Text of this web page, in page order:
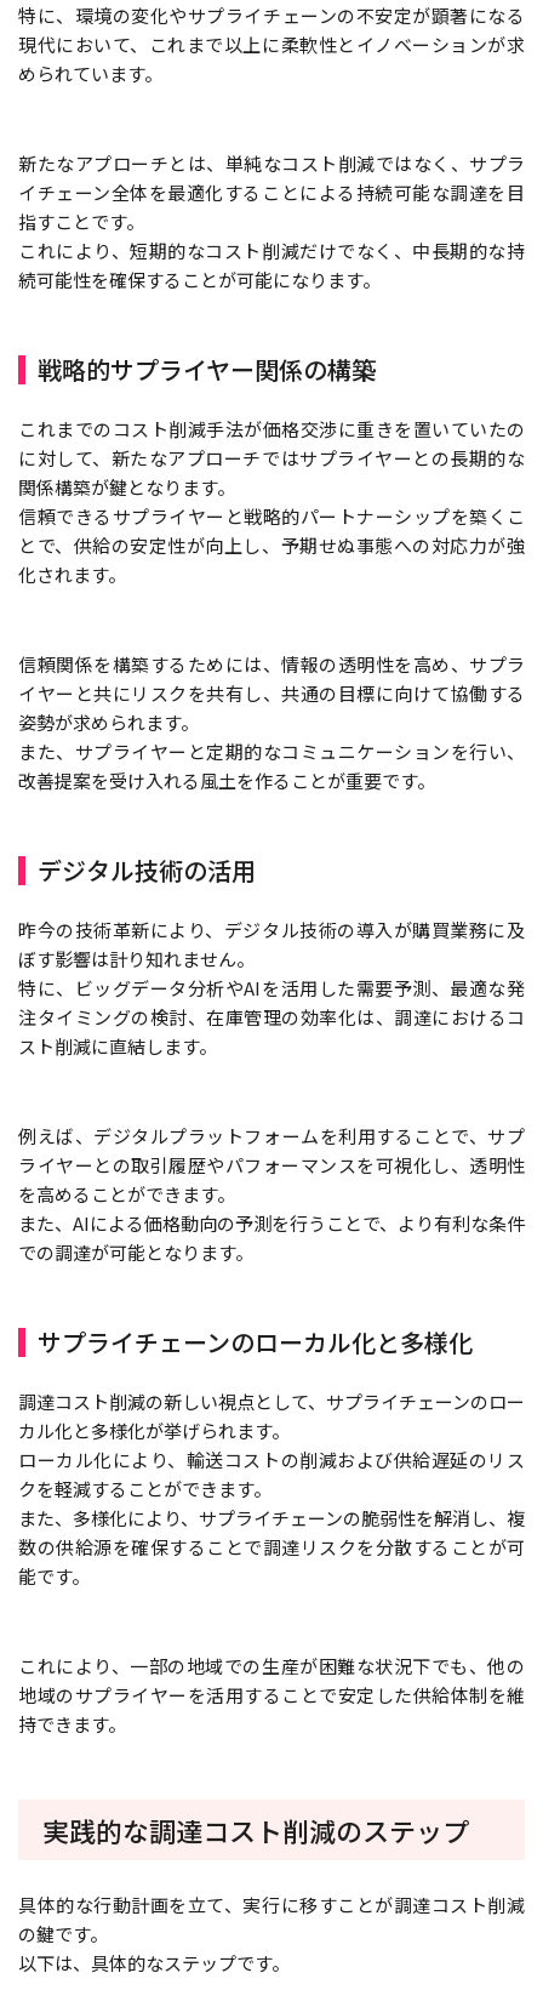
特に、環境の変化やサプライチェーンの不安定が顕著になる
現代において、これまで以上に柔軟性とイノベーションが求
められています。
新たなアプローチとは、単純なコスト削減ではなく、サプラ
イチェーン全体を最適化することによる持続可能な調達を目
指すことです。
これにより、短期的なコスト削減だけでなく、中長期的な持
続可能性を確保することが可能になります。
戦略的サプライヤー関係の構築
これまでのコスト削減手法が価格交渉に重きを置いていたの
に対して、新たなアプローチではサプライヤーとの長期的な
関係構築が鍵となります。
信頼できるサプライヤーと戦略的パートナーシップを築くこ
とで、供給の安定性が向上し、予期せぬ事態への対応力が強
化されます。
信頼関係を構築するためには、情報の透明性を高め、サプラ
イヤーと共にリスクを共有し、共通の目標に向けて協働する
姿勢が求められます。
また、サプライヤーと定期的なコミュニケーションを行い、
改善提案を受け入れる風土を作ることが重要です。
デジタル技術の活用
昨今の技術革新により、デジタル技術の導入が購買業務に及
ぼす影響は計り知れません。
特に、ビッグデータ分析やAIを活用した需要予測、最適な発
注タイミングの検討、在庫管理の効率化は、調達におけるコ
スト削減に直結します。
例えば、デジタルプラットフォームを利用することで、サプ
ライヤーとの取引履歴やパフォーマンスを可視化し、透明性
を高めることができます。
また、AIによる価格動向の予測を行うことで、より有利な条件
での調達が可能となります。
サプライチェーンのローカル化と多様化
調達コスト削減の新しい視点として、サプライチェーンのロー
カル化と多様化が挙げられます。
ローカル化により、輸送コストの削減および供給遅延のリス
クを軽減することができます。
また、多様化により、サプライチェーンの脆弱性を解消し、複
数の供給源を確保することで調達リスクを分散することが可
能です。
これにより、一部の地域での生産が困難な状況下でも、他の
地域のサプライヤーを活用することで安定した供給体制を維
持できます。
実践的な調達コスト削減のステップ
具体的な行動計画を立て、実行に移すことが調達コスト削減
の鍵です。
以下は、具体的なステップです。